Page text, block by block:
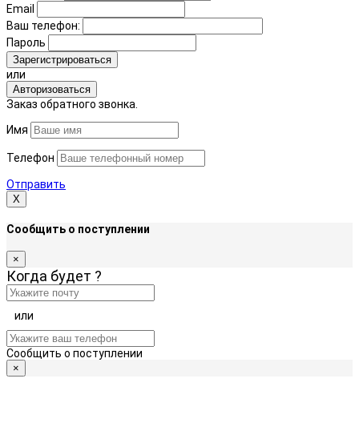
Email
Ваш телефон:
Пароль
Зарегистрироваться
или
Авторизоваться
Заказ обратного звонка.
Имя
Телефон
Отправить
Х
Сообщить о поступлении
×
Когда будет ?
или
Сообщить о поступлении
×